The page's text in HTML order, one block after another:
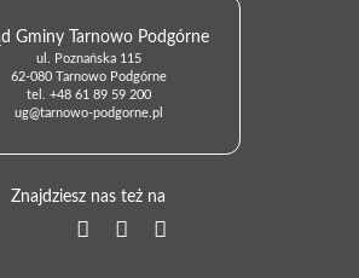
Gminy Tarnowo Podgórne
ul. Poznańska 115
62-080 Tarnowo Podgórne
tel. +48 61 89 59 200
ug@tarnowo-podgorne.pl
Znajdziesz nas też na